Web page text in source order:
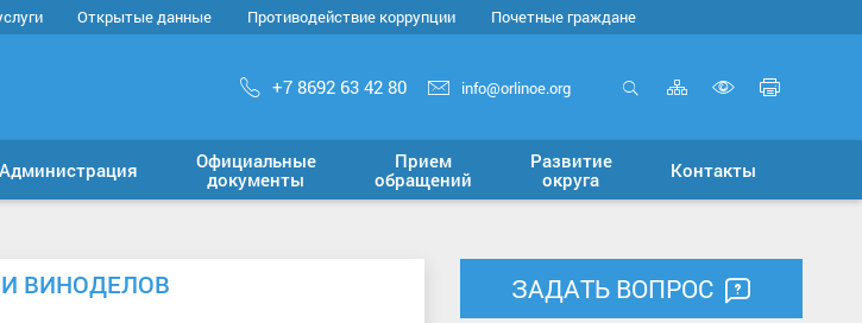
Открытые данные Противодействие коррупции Почетные граждане
+7 8692 63 42 80 info@orlinoe.org Карта
сайта
версию
для
Администрация
Официальные
документы
Прием
обращений
Развитие
округа
Контакты
ВИНОДЕЛОВ ЗАДАТЬ ВОПРОС